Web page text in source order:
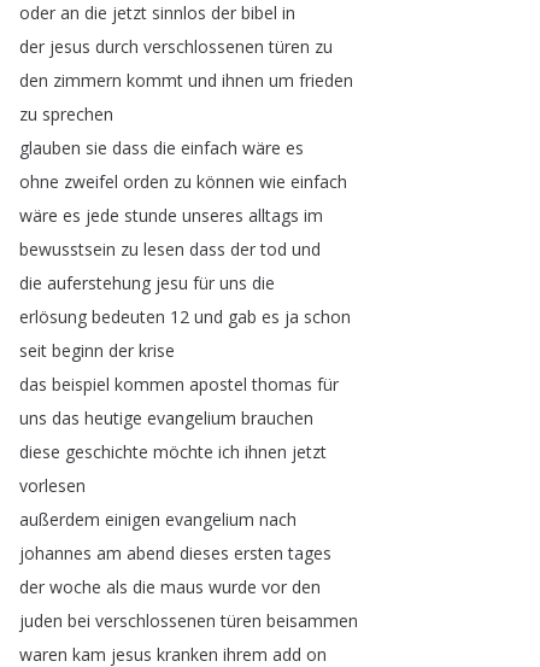
oder an die jetzt sinnlos der bibel in
der jesus durch verschlossenen türen zu
den zimmern kommt und ihnen um frieden
zu sprechen
glauben sie dass die einfach wäre es
ohne zweifel orden zu können wie einfach
wäre es jede stunde unseres alltags im
bewusstsein zu lesen dass der tod und
die auferstehung jesu für uns die
erlösung bedeuten 12 und gab es ja schon
seit beginn der krise
das beispiel kommen apostel thomas für
uns das heutige evangelium brauchen
diese geschichte möchte ich ihnen jetzt
vorlesen
außerdem einigen evangelium nach
johannes am abend dieses ersten tages
der woche als die maus wurde vor den
juden bei verschlossenen türen beisammen
waren kam jesus kranken ihrem add on